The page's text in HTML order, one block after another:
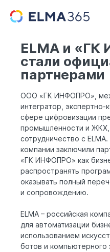
ELMA и
стали
партнерами
ООО «ГК ИНФОПРО»,
интегратор, экспертно-
сфере цифровизации
промышленности и ЖКХ,
сотрудничество с
компании заключили
«ГК ИНФОПРО» как
распространять
оказывать полный
и сопровождению.
ELMA – российская
для автоматизации
использованием
ботов и компьютерного